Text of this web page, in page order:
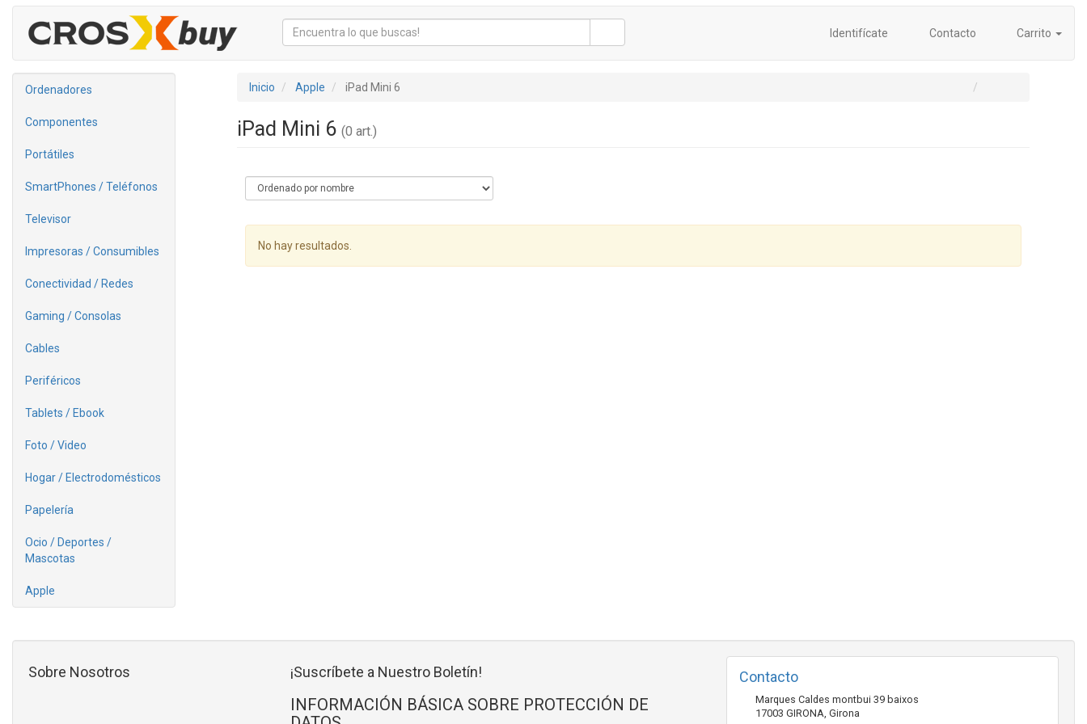
Identifícate Contacto Carrito
Ordenadores
Componentes
Portátiles
SmartPhones / Teléfonos
Televisor
Impresoras / Consumibles
Conectividad / Redes
Gaming / Consolas
Cables
Periféricos
Tablets / Ebook
Foto / Video
Hogar / Electrodomésticos
Papelería
Ocio / Deportes /
Mascotas
Apple
Inicio Apple iPad Mini 6
iPad Mini 6 (0 art.)
No hay resultados.
Sobre Nosotros ¡Suscríbete a Nuestro Boletín!
INFORMACIÓN BÁSICA SOBRE PROTECCIÓN DE
Contacto
Marques Caldes montbui 39 baixos
17003 GIRONA, Girona